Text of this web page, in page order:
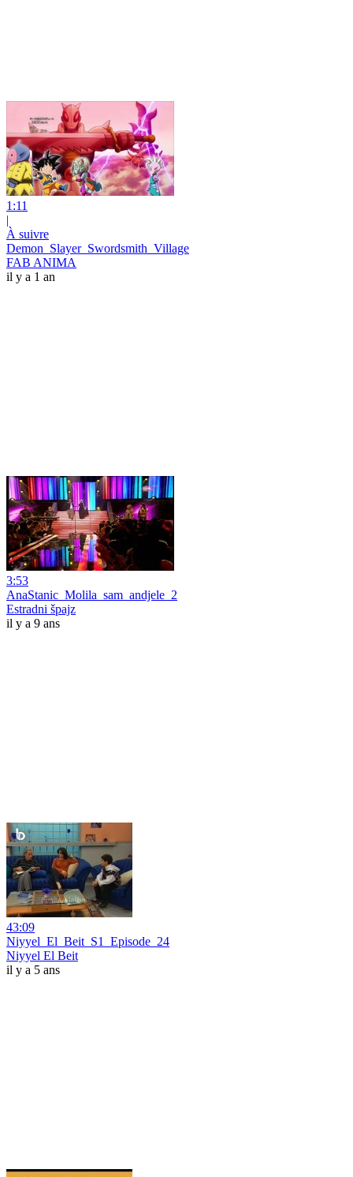
1:11
|
À suivre
Demon_Slayer_Swordsmith_Village
FAB ANIMA
il y a 1 an
3:53
AnaStanic_Molila_sam_andjele_2
Estradni špajz
il y a 9 ans
43:09
Niyyel_El_Beit_S1_Episode_24
Niyyel El Beit
il y a 5 ans